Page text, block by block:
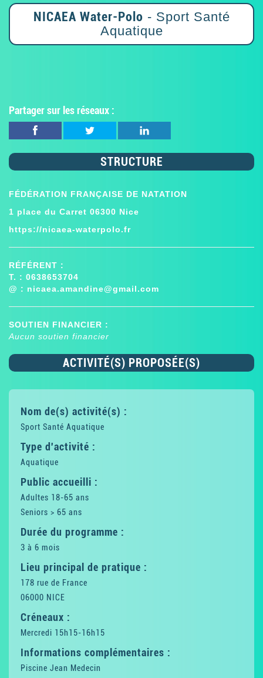
NICAEA Water-Polo - Sport Santé
Aquatique
Partager sur les réseaux :
STRUCTURE
FÉDÉRATION FRANÇAISE DE NATATION
1 place du Carret 06300 Nice
https://nicaea-waterpolo.fr
RÉFÉRENT :
T. : 0638653704
@ : nicaea.amandine@gmail.com
SOUTIEN FINANCIER :
Aucun soutien financier
ACTIVITÉ(S) PROPOSÉE(S)
Nom de(s) activité(s) :
Sport Santé Aquatique
Type d'activité :
Aquatique
Public accueilli :
Adultes 18-65 ans
Seniors > 65 ans
Durée du programme :
3 à 6 mois
Lieu principal de pratique :
178 rue de France
06000 NICE
Créneaux :
Mercredi 15h15-16h15
Informations complémentaires :
Piscine Jean Medecin